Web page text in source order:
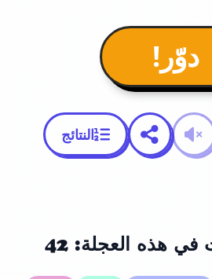
دوّر!
النتائج
في هذه العجلة: 42